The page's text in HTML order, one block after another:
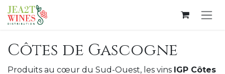
Se rendre au contenu
Côtes de Gascogne
Produits au cœur du Sud-Ouest, les vins IGP Côtes